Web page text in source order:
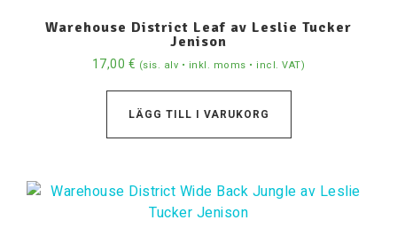
Warehouse District Leaf av Leslie Tucker
Jenison
17,00 € (sis. alv • inkl. moms • incl. VAT)
LÄGG TILL I VARUKORG